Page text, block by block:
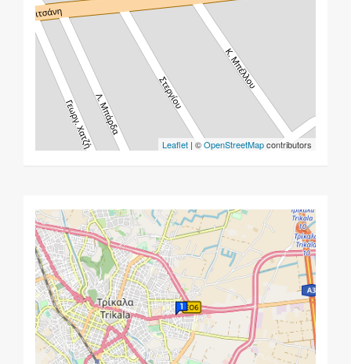
Leaflet | ©OpenStreetMapcontributors